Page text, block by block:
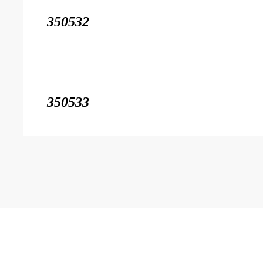
350532
350533